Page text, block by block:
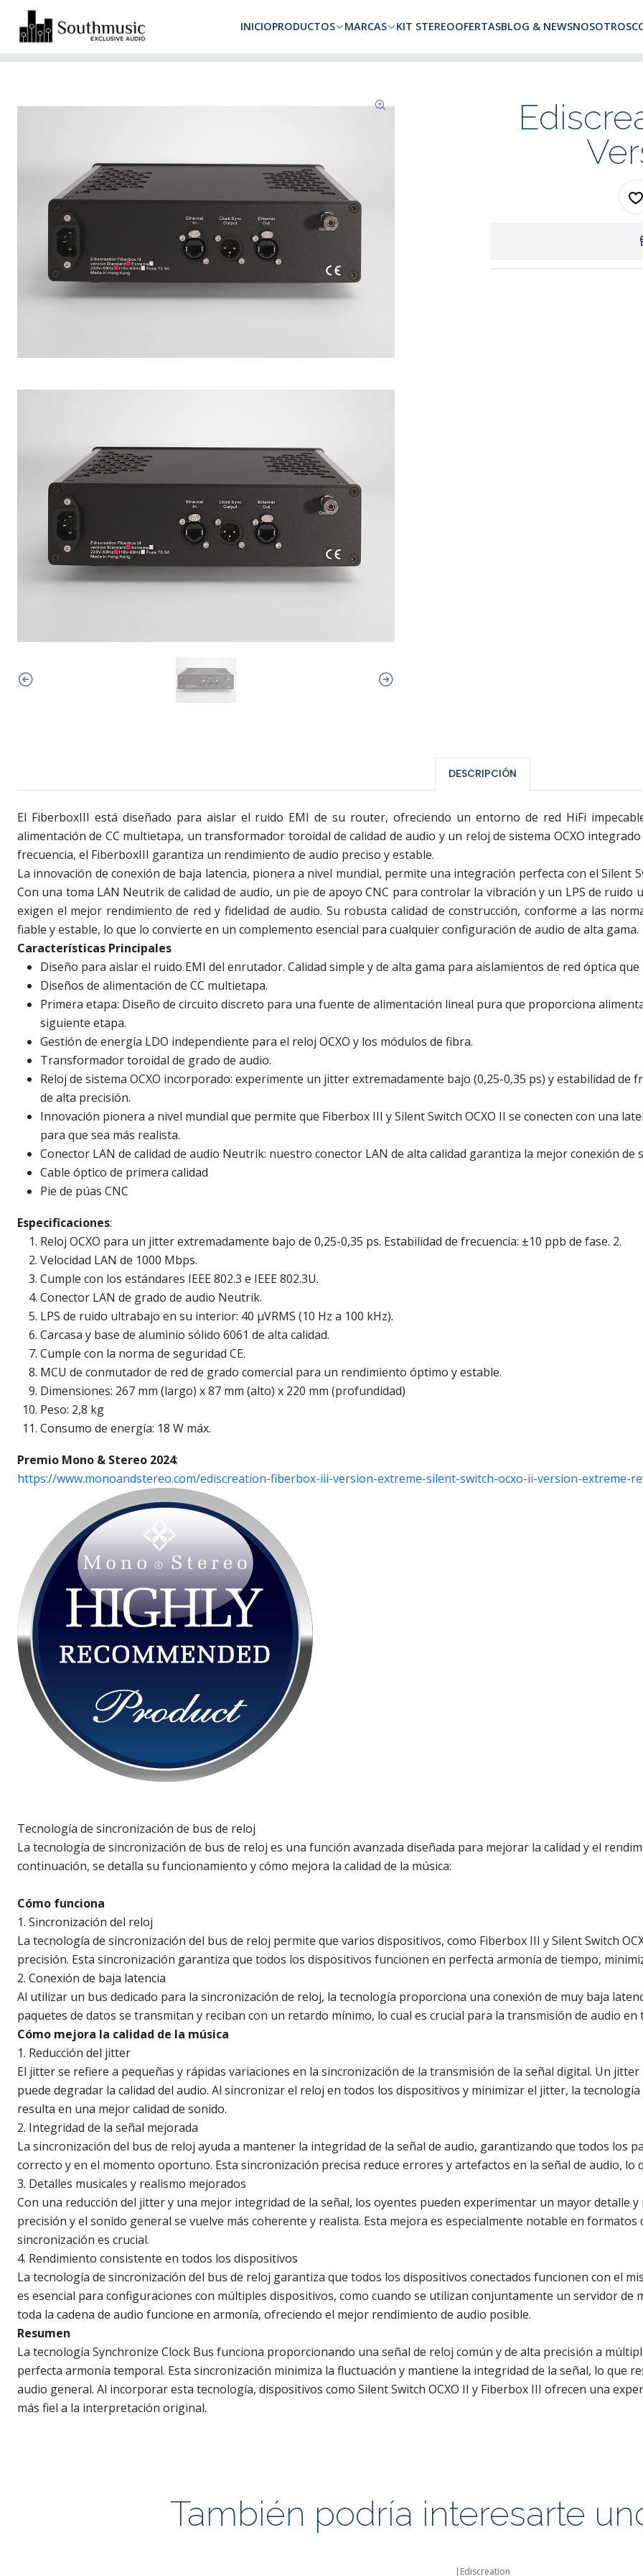
INICIOPRODUCTOS MARCAS KIT STEREOOFERTASBLOG & NEWSNOSOTROS
Despacho a todo Chile. Envíos gratuitos a Región Metropolitana por compras
Inicio Productos
DESCRIPCIÓN
El FiberboxIII está diseñado para aislar el ruido EMI de su router, ofreciendo un entorno de red HiFi
alimentación de CC multietapa, un transformador toroidal de calidad de audio y un reloj de sistema OCXO
frecuencia, el FiberboxIII garantiza un rendimiento de audio preciso y estable.
La innovación de conexión de baja latencia, pionera a nivel mundial, permite una integración perfecta con el Silent
Con una toma LAN Neutrik de calidad de audio, un pie de apoyo CNC para controlar la vibración y un LPS de
exigen el mejor rendimiento de red y fidelidad de audio. Su robusta calidad de construcción, conforme a las
fiable y estable, lo que lo convierte en un complemento esencial para cualquier configuración de audio de alta gama.
Características Principales
Diseño para aislar el ruido EMI del enrutador. Calidad simple y de alta gama para aislamientos de red óptica
Diseños de alimentación de CC multietapa.
Primera etapa: Diseño de circuito discreto para una fuente de alimentación lineal pura que proporciona
siguiente etapa.
Gestión de energía LDO independiente para el reloj OCXO y los módulos de fibra.
Transformador toroidal de grado de audio.
Reloj de sistema OCXO incorporado: experimente un jitter extremadamente bajo (0,25-0,35 ps) y estabilidad de
de alta precisión.
Innovación pionera a nivel mundial que permite que Fiberbox III y Silent Switch OCXO II se conecten con una
para que sea más realista.
Conector LAN de calidad de audio Neutrik: nuestro conector LAN de alta calidad garantiza la mejor conexión de
Cable óptico de primera calidad
Pie de púas CNC
Especificaciones:
Reloj OCXO para un jitter extremadamente bajo de 0,25-0,35 ps. Estabilidad de frecuencia: ±10 ppb de fase. 2.
Velocidad LAN de 1000 Mbps.
Cumple con los estándares IEEE 802.3 e IEEE 802.3U.
Conector LAN de grado de audio Neutrik.
LPS de ruido ultrabajo en su interior: 40 µVRMS (10 Hz a 100 kHz).
Carcasa y base de aluminio sólido 6061 de alta calidad.
Cumple con la norma de seguridad CE.
MCU de conmutador de red de grado comercial para un rendimiento óptimo y estable.
Dimensiones: 267 mm (largo) x 87 mm (alto) x 220 mm (profundidad)
Peso: 2,8 kg
Consumo de energía: 18 W máx.
Premio Mono & Stereo 2024:
https://www.monoandstereo.com/ediscreation-fiberbox-iii-version-extreme-silent-switch-ocxo-ii-version-extreme-
Tecnología de sincronización de bus de reloj
La tecnología de sincronización de bus de reloj es una función avanzada diseñada para mejorar la calidad y el
continuación, se detalla su funcionamiento y cómo mejora la calidad de la música:
Cómo funciona
1. Sincronización del reloj
La tecnología de sincronización del bus de reloj permite que varios dispositivos, como Fiberbox III y Silent Switch
precisión. Esta sincronización garantiza que todos los dispositivos funcionen en perfecta armonía de tiempo,
2. Conexión de baja latencia
Al utilizar un bus dedicado para la sincronización de reloj, la tecnología proporciona una conexión de muy baja
paquetes de datos se transmitan y reciban con un retardo mínimo, lo cual es crucial para la transmisión de audio en
Cómo mejora la calidad de la música
1. Reducción del jitter
El jitter se refiere a pequeñas y rápidas variaciones en la sincronización de la transmisión de la señal digital. Un
puede degradar la calidad del audio. Al sincronizar el reloj en todos los dispositivos y minimizar el jitter, la
resulta en una mejor calidad de sonido.
2. Integridad de la señal mejorada
La sincronización del bus de reloj ayuda a mantener la integridad de la señal de audio, garantizando que todos los
correcto y en el momento oportuno. Esta sincronización precisa reduce errores y artefactos en la señal de audio, lo
3. Detalles musicales y realismo mejorados
Con una reducción del jitter y una mejor integridad de la señal, los oyentes pueden experimentar un mayor detalle
precisión y el sonido general se vuelve más coherente y realista. Esta mejora es especialmente notable en
sincronización es crucial.
4. Rendimiento consistente en todos los dispositivos
La tecnología de sincronización del bus de reloj garantiza que todos los dispositivos conectados funcionen con el
es esencial para configuraciones con múltiples dispositivos, como cuando se utilizan conjuntamente un servidor de
toda la cadena de audio funcione en armonía, ofreciendo el mejor rendimiento de audio posible.
Resumen
La tecnología Synchronize Clock Bus funciona proporcionando una señal de reloj común y de alta precisión a
perfecta armonía temporal. Esta sincronización minimiza la fluctuación y mantiene la integridad de la señal, lo que
audio general. Al incorporar esta tecnología, dispositivos como Silent Switch OCXO II y Fiberbox III ofrecen una
más fiel a la interpretación original.
También podría interesarte
| Ediscreation